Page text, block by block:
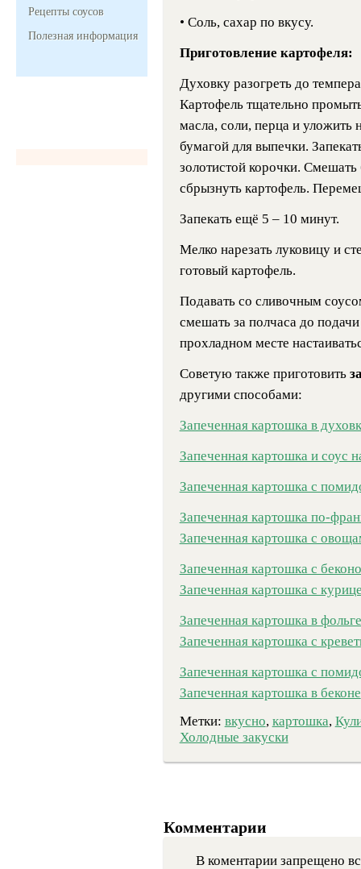
Рецепты соусов
Полезная информация
• Соль, сахар по вкусу.
Приготовление картофеля:
Духовку разогреть до
Картофель тщательно
масла, соли, перца и уложить
бумагой для выпечки.
золотистой корочки.
сбрызнуть картофель.
Запекать ещё 5 – 10 минут.
Мелко нарезать луковицу и
готовый картофель.
Подавать со сливочным
смешать за полчаса до
прохладном месте
Советую также приготовить
другими способами:
Запеченная картошка в
Запеченная картошка и соус
Запеченная картошка с
Запеченная картошка по-
Запеченная картошка с
Запеченная картошка с
Запеченная картошка с
Запеченная картошка в
Запеченная картошка с
Запеченная картошка с
Запеченная картошка в беконе
Метки: вкусно, картошка,
Холодные закуски
Комментарии
В коментарии запрещено